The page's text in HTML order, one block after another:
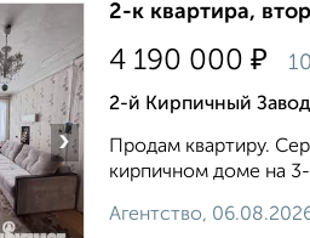
›
2-к квартира,
4 190 000 ₽
2-й Кирпичный
Продам квартиру.
кирпичном доме на
Агентство,